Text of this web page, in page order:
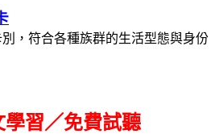
，符合各種族群的生活型態與身份
學習／免費試聽